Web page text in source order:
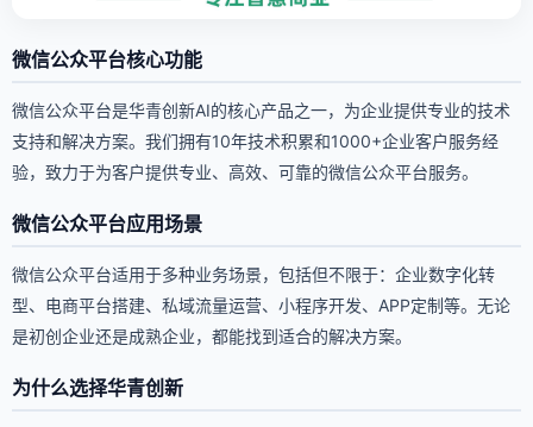
微信公众平台核心功能
微信公众平台是华青创新AI的核心产品之一，为企业提供专业的技术
支持和解决方案。我们拥有10年技术积累和1000+企业客户服务经
验，致力于为客户提供专业、高效、可靠的微信公众平台服务。
微信公众平台应用场景
微信公众平台适用于多种业务场景，包括但不限于：企业数字化转
型、电商平台搭建、私域流量运营、小程序开发、APP定制等。无论
是初创企业还是成熟企业，都能找到适合的解决方案。
为什么选择华青创新